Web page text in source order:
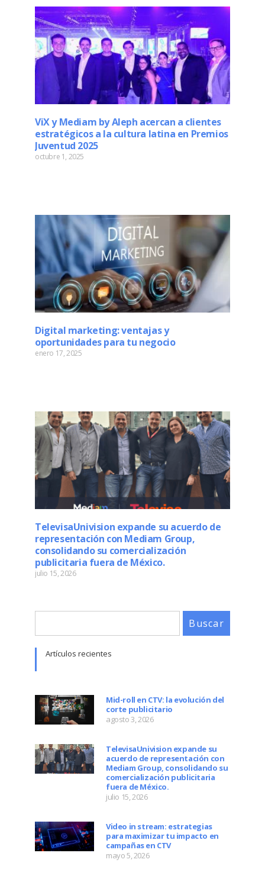
ViX y Mediam by Aleph acercan a clientes
estratégicos a la cultura latina en Premios
Juventud 2025
octubre 1, 2025
Digital marketing: ventajas y
oportunidades para tu negocio
enero 17, 2025
TelevisaUnivision expande su acuerdo de
representación con Mediam Group,
consolidando su comercialización
publicitaria fuera de México.
julio 15, 2026
Buscar
Artículos recientes
Mid-roll en CTV: la evolución del
corte publicitario
agosto 3, 2026
TelevisaUnivision expande su
acuerdo de representación con
Mediam Group, consolidando su
comercialización publicitaria
fuera de México.
julio 15, 2026
Video in stream: estrategias
para maximizar tu impacto en
campañas en CTV
mayo 5, 2026